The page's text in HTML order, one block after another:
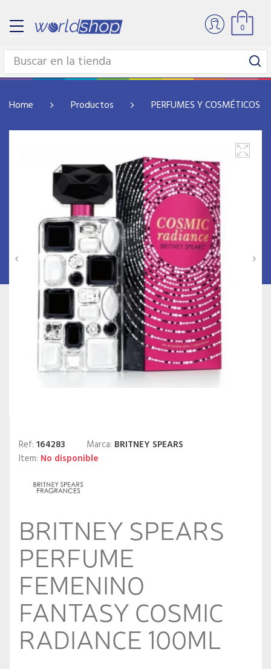
0
Home Productos PERFUMES Y COSMÉTICOS
Ref: 164283 Marca: BRITNEY SPEARS
Item: No disponible
BRITNEY SPEARS
PERFUME
FEMENINO
FANTASY COSMIC
RADIANCE 100ML